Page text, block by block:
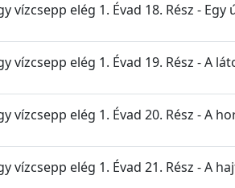
vízcsepp elég 1. Évad 18. Rész -
vízcsepp elég 1. Évad 19. Rész - A
vízcsepp elég 1. Évad 20. Rész - A
vízcsepp elég 1. Évad 21. Rész - A